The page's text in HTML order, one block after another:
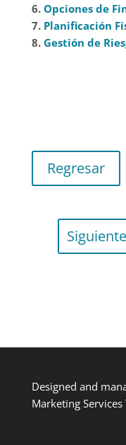
6. Opciones de
7. Planificación
8. Gestión de
Regresar
Designed and
Marketing Services